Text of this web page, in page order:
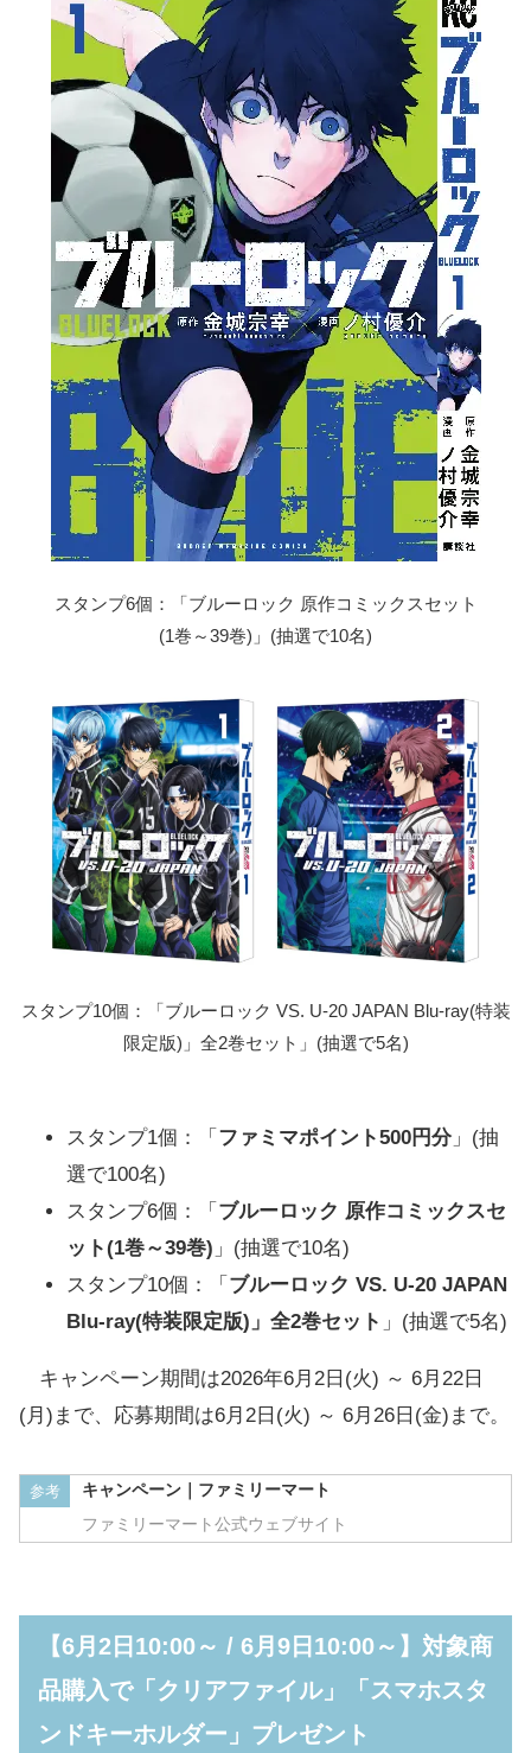
スタンプ6個：「ブルーロック 原作コミックスセット
(1巻～39巻)」(抽選で10名)
スタンプ10個：「ブルーロック VS. U-20 JAPAN Blu-ray(特装
限定版)」全2巻セット」(抽選で5名)
スタンプ1個：「 ファミマポイント500円分 」(抽
選で100名)
スタンプ6個：「 ブルーロック 原作コミックスセ
ット(1巻～39巻) 」(抽選で10名)
スタンプ10個：「 ブルーロック VS. U-20 JAPAN
Blu-ray(特装限定版)」全2巻セット 」(抽選で5名)
キャンペーン期間は2026年6月2日(火) ～ 6月22日
(月)まで、応募期間は6月2日(火) ～ 6月26日(金)まで。
参考 キャンペーン｜ファミリーマート
ファミリーマート公式ウェブサイト
【6月2日10:00～ / 6月9日10:00～】対象商
品購入で「クリアファイル」「スマホスタ
ンドキーホルダー」プレゼント